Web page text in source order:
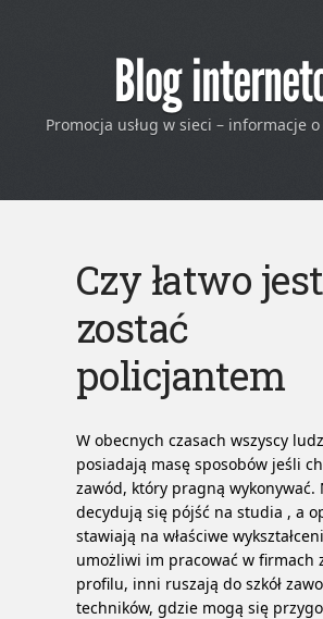
Blog
Promocja usług w sieci – informacje
Czy łatwo jest
zostać
policjantem
W obecnych czasach wszyscy
posiadają masę sposobów jeśli
zawód, który pragną wykonywać.
decydują się pójść na studia , a
stawiają na właściwe
umożliwi im pracować w firmach
profilu, inni ruszają do szkół
techników, gdzie mogą się